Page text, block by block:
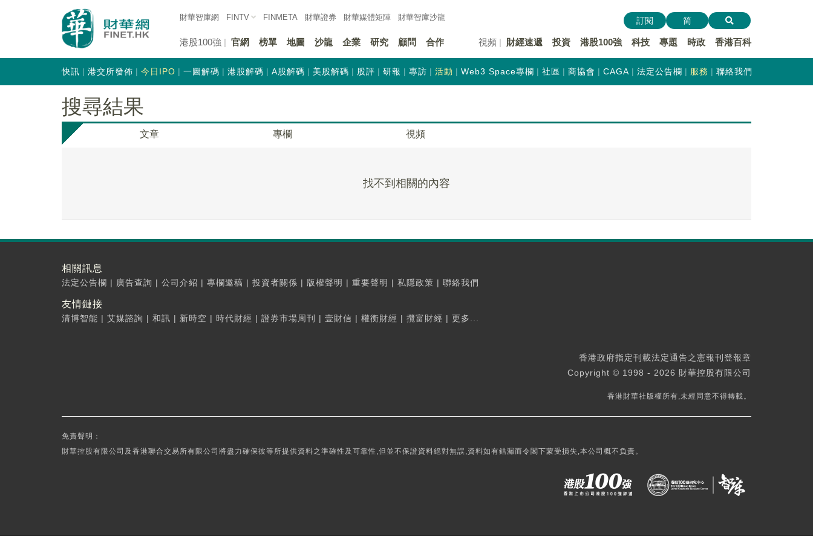
財華智庫網 FINTV FINMETA 財華證券 財華媒體矩陣 財華智庫沙龍
港股100強 官網 榜單 地圖 沙龍 企業 研究 顧問 合作 視頻 財經速遞 投資 港股100強 科技 專題 時政 香港百科
訂閱 简
快訊 港交所發佈 今日IPO 一圖解碼 港股解碼 A股解碼 美股解碼 股評 研報 專訪 活動 Web3 Space專欄 社區 商協會 CAGA 法定公告欄 服務 聯絡我們
搜尋結果
文章 專欄 視頻
找不到相關的內容
相關訊息
法定公告欄 | 廣告查詢 | 公司介紹 | 專欄邀稿 | 投資者關係 | 版權聲明 | 重要聲明 | 私隱政策 | 聯絡我們
友情鏈接
清博智能 | 艾媒諮詢 | 和訊 | 新時空 | 時代財經 | 證券市場周刊 | 壹財信 | 權衡財經 | 攬富財經 | 更多...
香港政府指定刊載法定通告之憲報刊登報章
Copyright © 1998 - 2026 財華控股有限公司
香港財華社版權所有,未經同意不得轉載。
免責聲明：
財華控股有限公司及香港聯合交易所有限公司將盡力確保彼等所提供資料之準確性及可靠性,但並不保證資料絕對無誤,資料如有錯漏而令閣下蒙受損失,本公司概不負責。